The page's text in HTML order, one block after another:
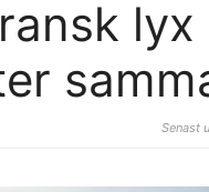
lyx
Senast